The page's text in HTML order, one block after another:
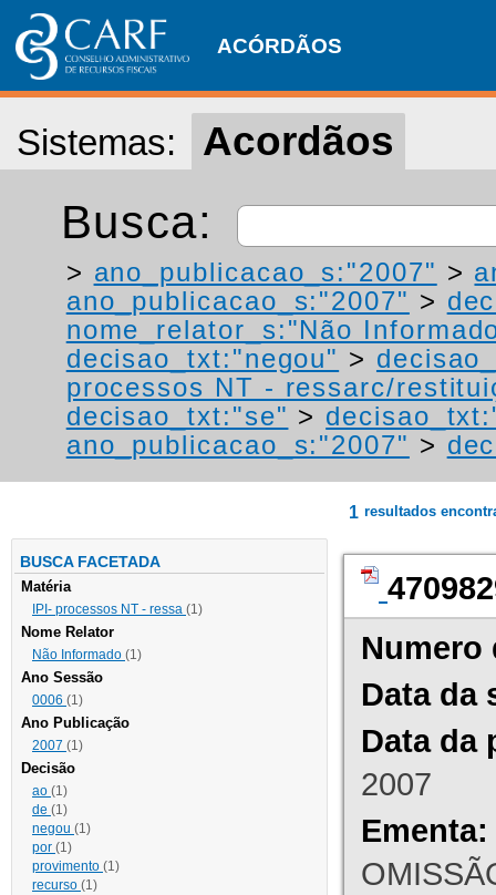
ACÓRDÃOS
Sistemas: Acordãos
Busca:
> ano_publicacao_s:"2007" >
ano_publicacao_s:"2007" >
nome_relator_s:"Não
decisao_txt:"negou" >
processos NT - ressarc/
decisao_txt:"se" >
ano_publicacao_s:"2007" >
BUSCA FACETADA
Matéria
IPI- processos NT - ressa (1)
Nome Relator
Não Informado (1)
Ano Sessão
0006 (1)
Ano Publicação
2007 (1)
Decisão
ao (1)
de (1)
negou (1)
por (1)
provimento (1)
recurso (1)
1 resultados
Numero
Data da
Data da
2007
Ementa: